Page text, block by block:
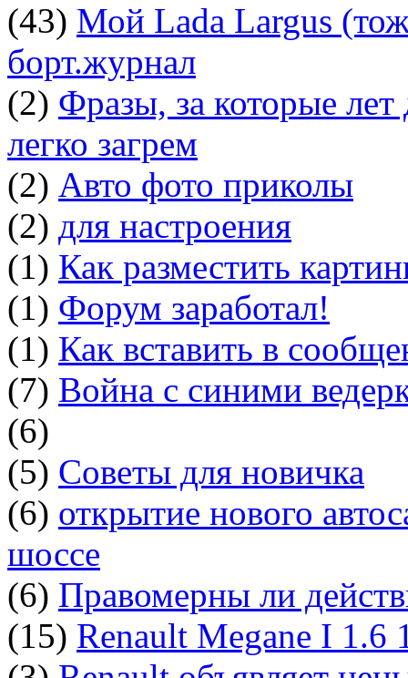
(43) Мой Lada Largus
борт.журнал
(2) Фразы, за которые
легко загрем
(2) Авто фото приколы
(2) для настроения
(1) Как разместить
(1) Форум заработал!
(1) Как вставить в
(7) Война с синими
(6)
(5) Советы для новичка
(6) открытие нового
шоссе
(6) Правомерны ли
(15) Renault Megane I 1.6